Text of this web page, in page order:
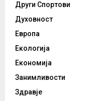
Други Спортови
Духовност
Европа
Екологија
Економија
Занимливости
Здравје